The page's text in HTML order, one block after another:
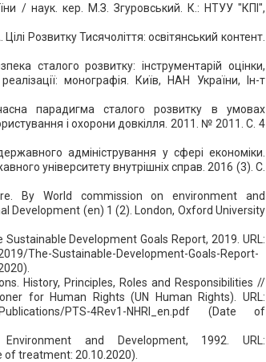
/ наук. кер. М.З. Згуровський. К.: НТУУ "КПІ",
Розвитку Тисячоліття: освітянський контент.
сталого розвитку: інструментарій оцінки,
монографія. Київ, НАН України, Ін-т
парадигма сталого розвитку в умовах
і охорони довкілля. 2011. № 2011. С. 4
адміністрування у сфері економіки.
університету внутрішніх справ. 2016 (3). С.
By World commission on environment and
Development (en) 1 (2). London, Oxford University
Development Goals Report, 2019. URL:
The-Sustainable-Development-Goals-Report-
History, Principles, Roles and Responsibilities //
for Human Rights (UN Human Rights). URL:
Publications/PTS-4Rev1-NHRI_en.pdf (Date of
and Development, 1992. URL:
of treatment: 20.10.2020).